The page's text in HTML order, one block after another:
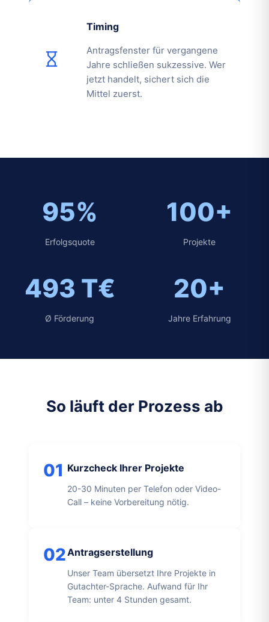
Timing
Antragsfenster für vergangene
Jahre schließen sukzessive. Wer
jetzt handelt, sichert sich die
Mittel zuerst.
95%
Erfolgsquote
100+
Projekte
493 T€
Ø Förderung
20+
Jahre Erfahrung
So läuft der Prozess ab
01 Kurzcheck Ihrer Projekte
20-30 Minuten per Telefon oder Video-
Call – keine Vorbereitung nötig.
02Antragserstellung
Unser Team übersetzt Ihre Projekte in
Gutachter-Sprache. Aufwand für Ihr
Team: unter 4 Stunden gesamt.